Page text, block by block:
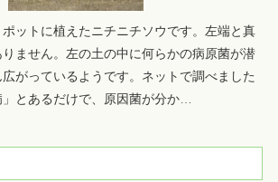
ットに植えたニチニチソウです。左端と真
ません。左の土の中に何らかの病原菌が潜
がっているようです。ネットで調べました
とあるだけで、原因菌が分か…